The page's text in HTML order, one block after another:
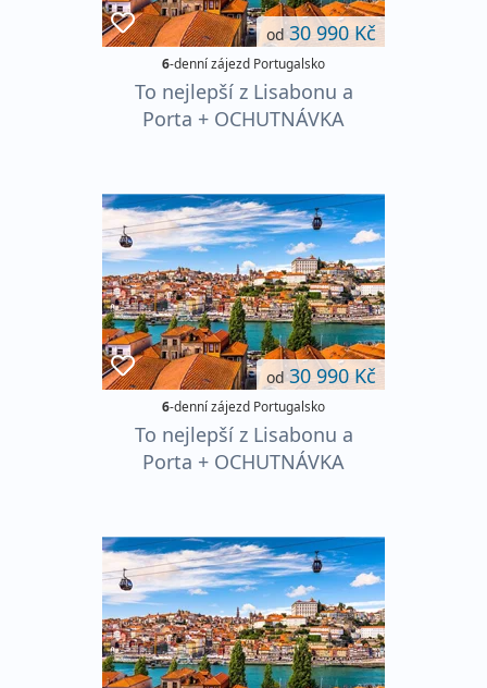
od30 990 Kč
6-denní zájezd Portugalsko
To nejlepší z Lisabonu a
Porta + OCHUTNÁVKA
od30 990 Kč
6-denní zájezd Portugalsko
To nejlepší z Lisabonu a
Porta + OCHUTNÁVKA